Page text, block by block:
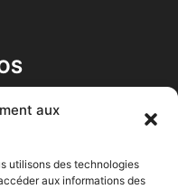
aux
utilisons des technologies
aux informations des